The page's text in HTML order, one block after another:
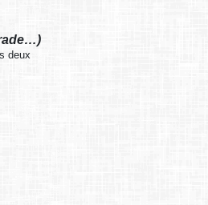
deux